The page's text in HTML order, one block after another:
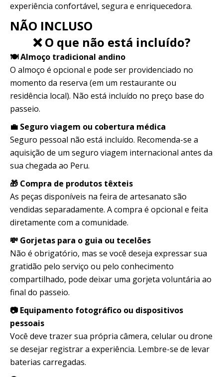
experiência confortável, segura e enriquecedora.
NÃO INCLUSO
❌ O que não está incluído?
🍽️ Almoço tradicional andino
O almoço é opcional e pode ser providenciado no
momento da reserva (em um restaurante ou
residência local). Não está incluído no preço base do
passeio.
💼 Seguro viagem ou cobertura médica
Seguro pessoal não está incluído. Recomenda-se a
aquisição de um seguro viagem internacional antes da
sua chegada ao Peru.
🎁 Compra de produtos têxteis
As peças disponíveis na feira de artesanato são
vendidas separadamente. A compra é opcional e feita
diretamente com a comunidade.
💸 Gorjetas para o guia ou tecelões
Não é obrigatório, mas se você deseja expressar sua
gratidão pelo serviço ou pelo conhecimento
compartilhado, pode deixar uma gorjeta voluntária ao
final do passeio.
📷 Equipamento fotográfico ou dispositivos
pessoais
Você deve trazer sua própria câmera, celular ou drone
se desejar registrar a experiência. Lembre-se de levar
baterias carregadas.